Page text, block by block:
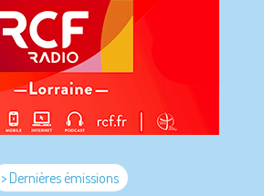
> Dernières émissions